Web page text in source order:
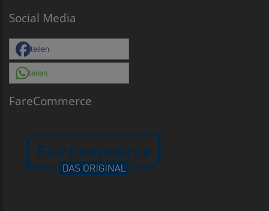
Social Media
teilen
teilen
FareCommerce